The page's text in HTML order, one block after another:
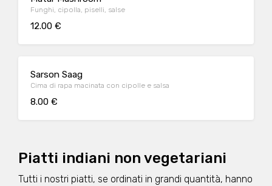
Funghi, cipolla, piselli, salse
12.00 €
Sarson Saag
Cima di rapa macinata con cipolle e salsa
8.00 €
Piatti indiani non vegetariani
Tutti i nostri piatti, se ordinati in grandi quantità, hanno